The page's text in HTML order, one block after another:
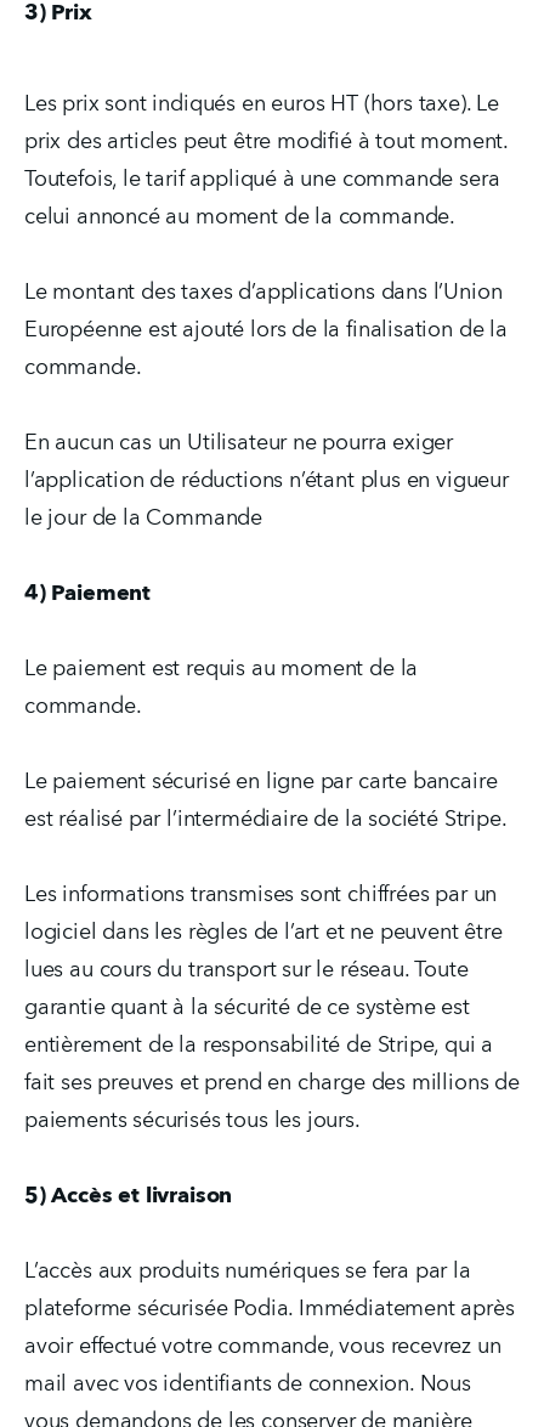
3) Prix
Les prix sont indiqués en euros HT (hors taxe). Le
prix des articles peut être modifié à tout moment.
Toutefois, le tarif appliqué à une commande sera
celui annoncé au moment de la commande.
Le montant des taxes d’applications dans l’Union
Européenne est ajouté lors de la finalisation de la
commande.
En aucun cas un Utilisateur ne pourra exiger
l’application de réductions n’étant plus en vigueur
le jour de la Commande
4) Paiement
Le paiement est requis au moment de la
commande.
Le paiement sécurisé en ligne par carte bancaire
est réalisé par l’intermédiaire de la société Stripe.
Les informations transmises sont chiffrées par un
logiciel dans les règles de l’art et ne peuvent être
lues au cours du transport sur le réseau. Toute
garantie quant à la sécurité de ce système est
entièrement de la responsabilité de Stripe, qui a
fait ses preuves et prend en charge des millions de
paiements sécurisés tous les jours.
5) Accès et livraison
L’accès aux produits numériques se fera par la
plateforme sécurisée Podia. Immédiatement après
avoir effectué votre commande, vous recevrez un
mail avec vos identifiants de connexion. Nous
vous demandons de les conserver de manière